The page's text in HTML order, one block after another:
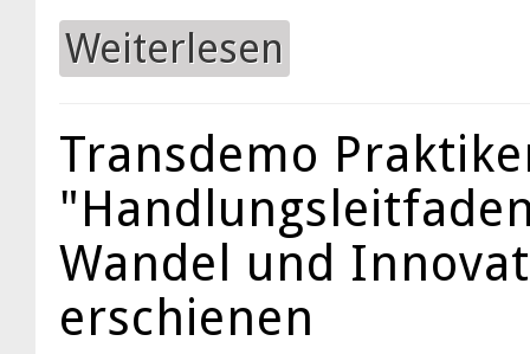
Weiterlesen
Transdemo
Wandel und
erschienen